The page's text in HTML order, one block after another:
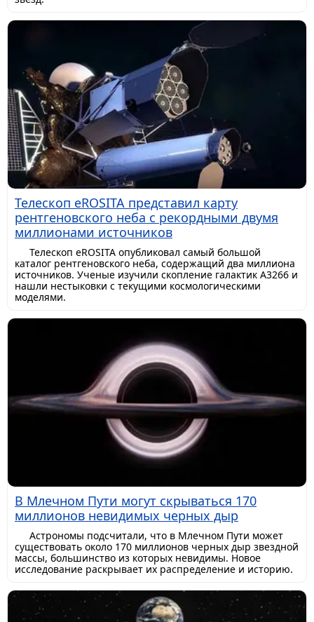
Телескоп eROSITA представил карту
рентгеновского неба с рекордными двумя
миллионами источников
Телескоп eROSITA опубликовал самый большой
каталог рентгеновского неба, содержащий два миллиона
источников. Ученые изучили скопление галактик A3266 и
нашли нестыковки с текущими космологическими
моделями.
В Млечном Пути могут скрываться 170
миллионов невидимых черных дыр
Астрономы подсчитали, что в Млечном Пути может
существовать около 170 миллионов черных дыр звездной
массы, большинство из которых невидимы. Новое
исследование раскрывает их распределение и историю.